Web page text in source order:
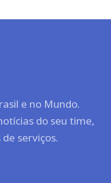
e no Mundo.
do seu time,
serviços.